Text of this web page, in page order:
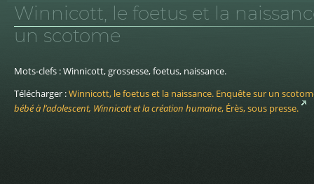
Winnicott, le foetus et la
un scotome
Mots-clefs : Winnicott, grossesse, foetus, naissance.
Télécharger :Winnicott, le foetus et la naissance. Enquête sur un
bébé à l’adolescent, Winnicott et la création humaine, Érès, sous presse.